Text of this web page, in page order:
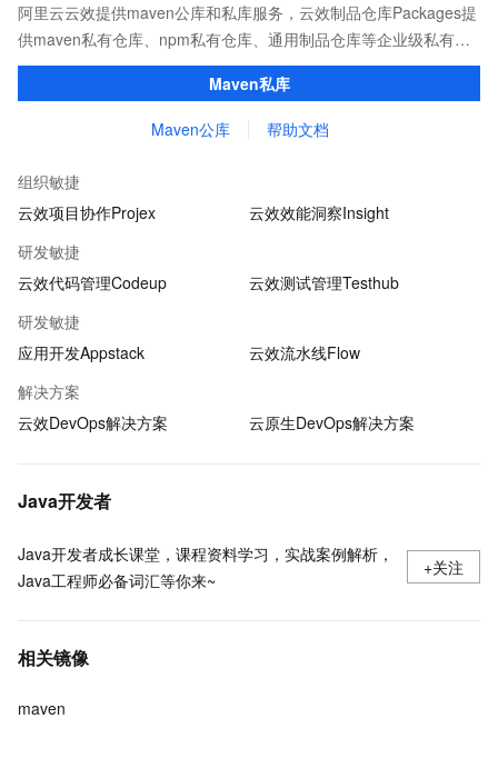
阿里云云效提供maven公库和私库服务，云效制品仓库Packages提
供maven私有仓库、npm私有仓库、通用制品仓库等企业级私有制
品仓库，用于maven、npm等软件包和依赖管理。且不限容量、免
Maven私库
Maven公库 帮助文档
组织敏捷
云效项目协作Projex
云效效能洞察Insight
研发敏捷
云效代码管理Codeup
云效测试管理Testhub
研发敏捷
应用开发Appstack
云效流水线Flow
解决方案
云效DevOps解决方案
云原生DevOps解决方案
Java开发者
Java开发者成长课堂，课程资料学习，实战案例解析，
Java工程师必备词汇等你来~
+关注
相关镜像
maven